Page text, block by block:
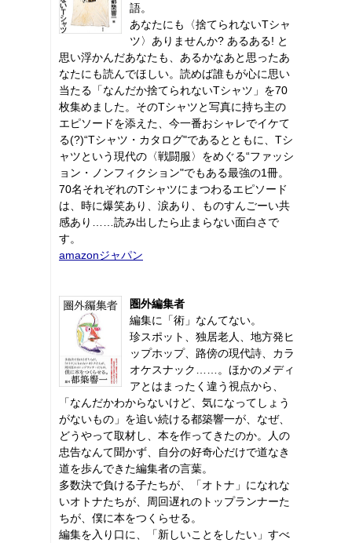
語。
あなたにも〈捨てられないTシャ
ツ〉ありませんか? あるある! と
思い浮かんだあなたも、あるかなあと思ったあ
なたにも読んでほしい。読めば誰もが心に思い
当たる「なんだか捨てられないTシャツ」を70
枚集めました。そのTシャツと写真に持ち主の
エピソードを添えた、今一番おシャレでイケて
る(?)“Tシャツ・カタログ"であるとともに、Tシ
ャツという現代の〈戦闘服〉をめぐる“ファッシ
ョン・ノンフィクション"でもある最強の1冊。
70名それぞれのTシャツにまつわるエピソード
は、時に爆笑あり、涙あり、ものすんごーい共
感あり……読み出したら止まらない面白さで
す。
amazonジャパン
圏外編集者
編集に「術」なんてない。
珍スポット、独居老人、地方発ヒ
ップホップ、路傍の現代詩、カラ
オケスナック……。ほかのメディ
アとはまったく違う視点から、
「なんだかわからないけど、気になってしょう
がないもの」を追い続ける都築響一が、なぜ、
どうやって取材し、本を作ってきたのか。人の
忠告なんて聞かず、自分の好奇心だけで道なき
道を歩んできた編集者の言葉。
多数決で負ける子たちが、「オトナ」になれな
いオトナたちが、周回遅れのトップランナーた
ちが、僕に本をつくらせる。
編集を入り口に、「新しいことをしたい」すべ